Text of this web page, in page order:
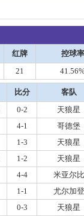
红牌
控球率
21
比分
客队
0-2
天狼星
4-1
哥德堡
1-3
天狼星
1-2
天狼星
4-4
米亚尔比
1-1
尤尔加登
0-3
天狼星